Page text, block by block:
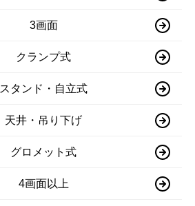
3画面
クランプ式
スタンド・自立式
天井・吊り下げ
グロメット式
4画面以上